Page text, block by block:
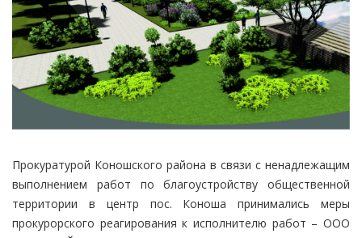
Прокуратурой Коношского района в связи с ненадлежащим
выполнением работ по благоустройству общественной
территории в центр пос. Коноша принимались меры
прокурорского реагирования к исполнителю работ – ООО